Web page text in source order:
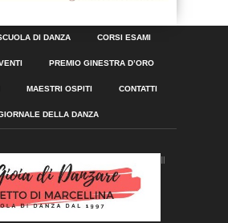
DI DANZA CORSI ESAMI
PREMIO GINESTRA D’ORO
MAESTRI OSPITI CONTATTI
DELLA DANZA